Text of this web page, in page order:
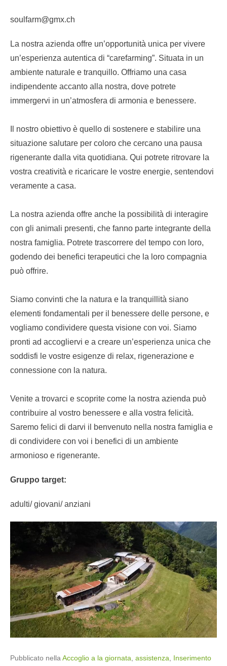
soulfarm@gmx.ch
La nostra azienda offre un’opportunità unica per vivere
un’esperienza autentica di “carefarming”. Situata in un
ambiente naturale e tranquillo. Offriamo una casa
indipendente accanto alla nostra, dove potrete
immergervi in un’atmosfera di armonia e benessere.
Il nostro obiettivo è quello di sostenere e stabilire una
situazione salutare per coloro che cercano una pausa
rigenerante dalla vita quotidiana. Qui potrete ritrovare la
vostra creatività e ricaricare le vostre energie, sentendovi
veramente a casa.
La nostra azienda offre anche la possibilità di interagire
con gli animali presenti, che fanno parte integrante della
nostra famiglia. Potrete trascorrere del tempo con loro,
godendo dei benefici terapeutici che la loro compagnia
può offrire.
Siamo convinti che la natura e la tranquillità siano
elementi fondamentali per il benessere delle persone, e
vogliamo condividere questa visione con voi. Siamo
pronti ad accogliervi e a creare un’esperienza unica che
soddisfi le vostre esigenze di relax, rigenerazione e
connessione con la natura.
Venite a trovarci e scoprite come la nostra azienda può
contribuire al vostro benessere e alla vostra felicità.
Saremo felici di darvi il benvenuto nella nostra famiglia e
di condividere con voi i benefici di un ambiente
armonioso e rigenerante.
Gruppo target:
adulti/ giovani/ anziani
Pubblicato nellaAccoglio a la giornata, assistenza, Inserimento